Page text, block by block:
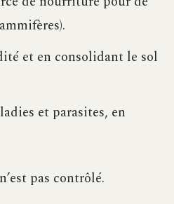
et en consolidant le sol
et parasites, en
pas contrôlé.